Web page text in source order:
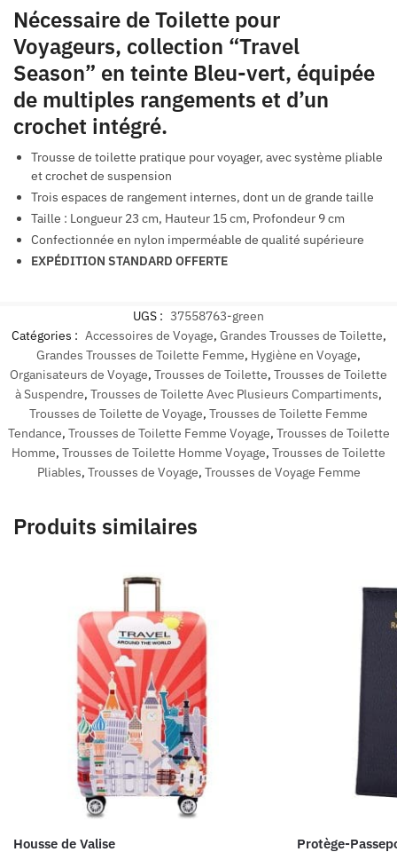
Nécessaire de Toilette pour
Voyageurs, collection “Travel
Season” en teinte Bleu-vert, équipée
de multiples rangements et d’un
crochet intégré.
Trousse de toilette pratique pour voyager, avec système pliable
et crochet de suspension
Trois espaces de rangement internes, dont un de grande taille
Taille : Longueur 23 cm, Hauteur 15 cm, Profondeur 9 cm
Confectionnée en nylon imperméable de qualité supérieure
EXPÉDITION STANDARD OFFERTE
UGS : 37558763-green
Catégories : Accessoires de Voyage, Grandes Trousses de Toilette,
Grandes Trousses de Toilette Femme, Hygiène en Voyage,
Organisateurs de Voyage, Trousses de Toilette, Trousses de Toilette
à Suspendre, Trousses de Toilette Avec Plusieurs Compartiments,
Trousses de Toilette de Voyage, Trousses de Toilette Femme
Tendance, Trousses de Toilette Femme Voyage, Trousses de Toilette
Homme, Trousses de Toilette Homme Voyage, Trousses de Toilette
Pliables, Trousses de Voyage, Trousses de Voyage Femme
Produits similaires
Housse de Valise
Protège-